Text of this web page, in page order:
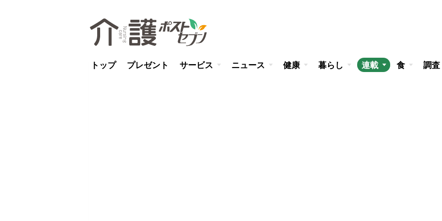
トップ プレゼント サービス ニュース 健康 暮らし 連載 食 調査